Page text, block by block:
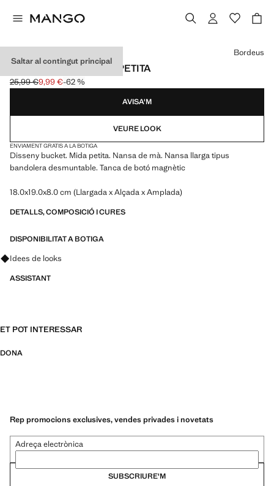
Saltar al contingut principal
BOSSA BUCKET MIDA PETITA
Preu inicial ratllat [25,99 € ]
25,99 €
Preu actual [9,99 € ]
9,99 €-62 %
Selecciona un color
Bordeus
AVISA'M
VEURE LOOK
ENVIAMENT GRATIS A LA BOTIGA
Disseny bucket. Mida petita. Nansa de mà. Nansa llarga tipus
bandolera desmuntable. Tanca de botó magnètic
18.0x19.0x8.0 cm (Llargada x Alçada x Amplada)
DETALLS, COMPOSICIÓ I CURES
DISPONIBILITAT A BOTIGA
Pregunta per looks, peces i tendències
Idees de looks
ASSISTANT
ET POT INTERESSAR
DONA
Rep promocions exclusives, vendes privades i novetats
Adreça electrònica
SUBSCRIURE'M